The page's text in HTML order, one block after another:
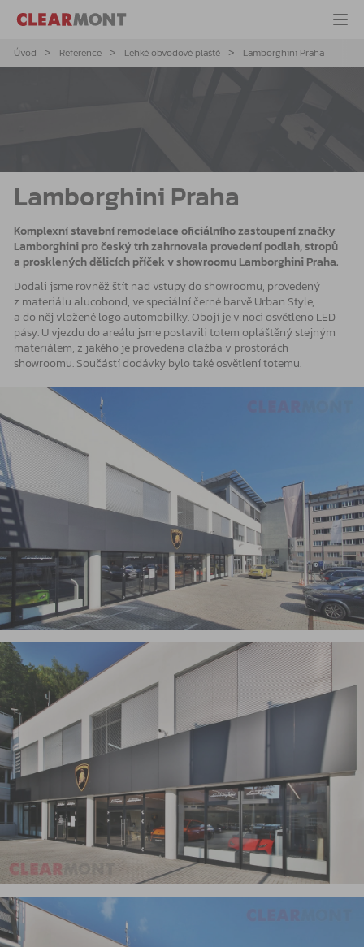
Úvod Reference Lehké obvodové pláště Lamborghini Praha
Lamborghini Praha
Komplexní stavební remodelace oficiálního zastoupení značky
Lamborghini pro český trh zahrnovala provedení podlah, stropů
a prosklených dělicích příček v showroomu Lamborghini Praha.
Dodali jsme rovněž štít nad vstupy do showroomu, provedený
z materiálu alucobond, ve speciální černé barvě Urban Style,
a do něj vložené logo automobilky. Obojí je v noci osvětleno LED
pásy. U vjezdu do areálu jsme postavili totem opláštěný stejným
materiálem, z jakého je provedena dlažba v prostorách
showroomu. Součástí dodávky bylo také osvětlení totemu.